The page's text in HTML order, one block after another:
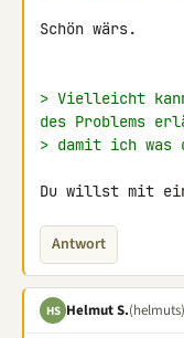
Schön wärs.
> Vielleicht
des Problems
> damit ich was
Du willst mit
Antwort
HS Helmut S.(helmuts)